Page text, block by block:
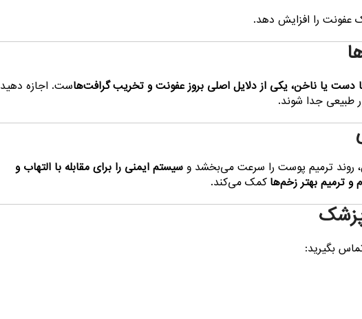
عفونت را افزایش دهد.
دست یا ناخن، یکی از دلایل اصلی بروز عفونت و تخریب گرافت‌هاست. اجازه دهید
طبیعی جدا شوند.
روند ترمیم پوست را سرعت می‌بخشد و سیستم ایمنی را برای مقابله با التهاب و
و ترمیم بهتر زخم‌ها کمک می‌کند.
بگیرید: